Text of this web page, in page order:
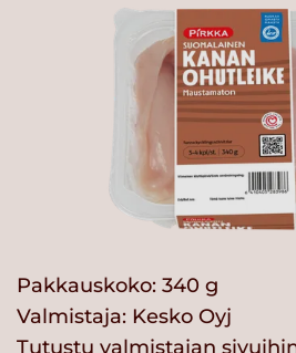
Pakkauskoko: 340 g
Valmistaja: Kesko Oyj
Tutustu valmistajan